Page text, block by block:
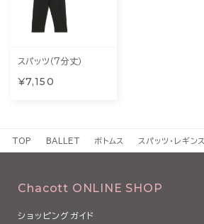
スパッツ（７分丈）
¥7,150
TOP BALLET ボトムス スパッツ・レギンス
Chacott ONLINE SHOP
ショッピングガイド